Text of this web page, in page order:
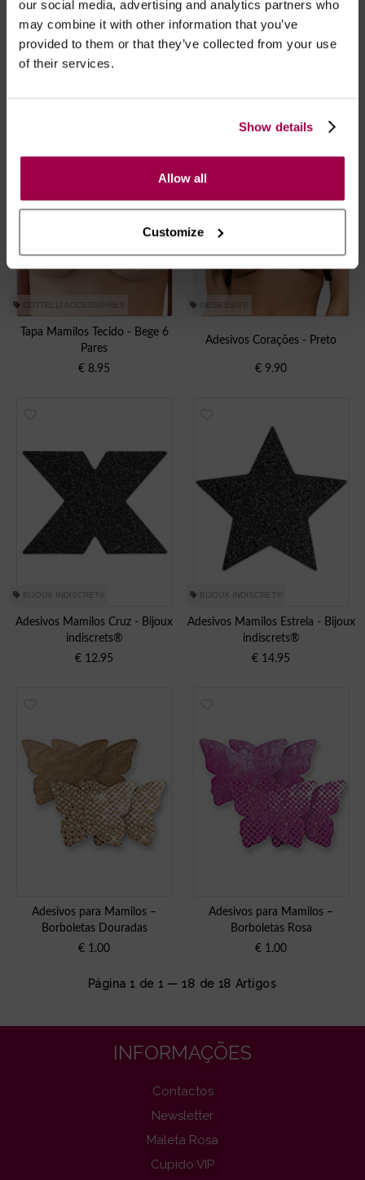
our social media, advertising and analytics partners who
may combine it with other information that you’ve
provided to them or that they’ve collected from your use
of their services.
Show details
Allow all
Customize
Adesivos De Mamilos Coração -
Vermelho
COTTELLI ACCESSOIRES
Adesivos De Mamilos Brilhantes -
COTTELLI ACCESSOIRES
Tapa Mamilos Tecido - Bege 6
Pares
€ 8.95
OBSESSIVE
Adesivos Corações - Preto
€ 9.90
BIJOUX INDISCRET®
Adesivos Mamilos Cruz - Bijoux
indiscrets®
€ 12.95
BIJOUX INDISCRET®
Adesivos Mamilos Estrela - Bijoux
indiscrets®
€ 14.95
Adesivos para Mamilos –
Borboletas Douradas
€ 1.00
Adesivos para Mamilos –
Borboletas Rosa
€ 1.00
Página 1 de 1 — 18 de 18 Artigos
INFORMAÇÕES
Contactos
Newsletter
Maleta Rosa
Cupido VIP